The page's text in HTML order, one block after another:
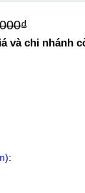
và chi nhánh